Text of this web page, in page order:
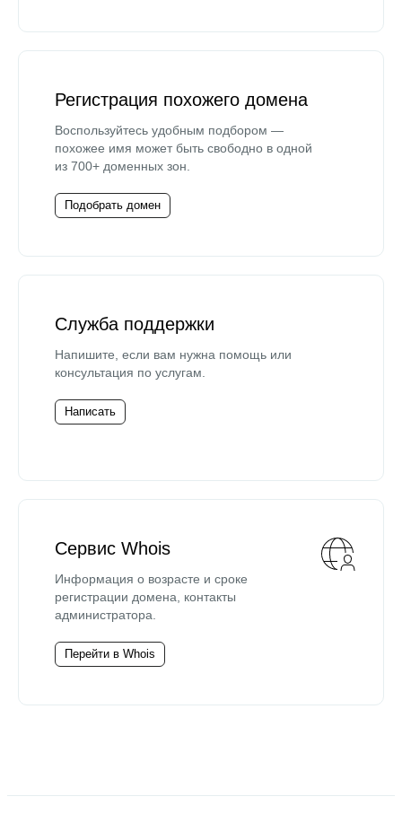
Регистрация похожего домена
Воспользуйтесь удобным подбором —
похожее имя может быть свободно в одной
из 700+ доменных зон.
Подобрать домен
Служба поддержки
Напишите, если вам нужна помощь или
консультация по услугам.
Написать
Сервис Whois
Информация о возрасте и сроке
регистрации домена, контакты
администратора.
Перейти в Whois